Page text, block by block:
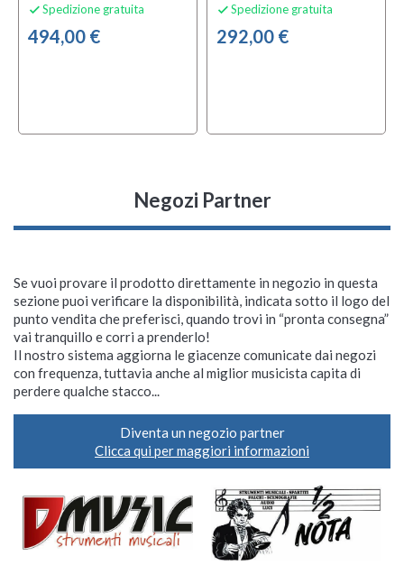
 Spedizione gratuita
494,00 €
 Spedizione gratuita
292,00 €
Negozi Partner
Se vuoi provare il prodotto direttamente in negozio in questa
sezione puoi verificare la disponibilità, indicata sotto il logo del
punto vendita che preferisci, quando trovi in “pronta consegna”
vai tranquillo e corri a prenderlo!
Il nostro sistema aggiorna le giacenze comunicate dai negozi
con frequenza, tuttavia anche al miglior musicista capita di
perdere qualche stacco...
Diventa un negozio partner
Clicca qui per maggiori informazioni